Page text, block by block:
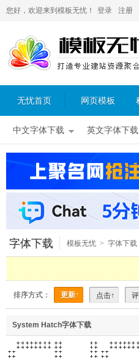
您好，欢迎来到模板无忧！ 登录 注册
无忧首页 网页模板
中文字体下载 英文字体下载
字体下载 模板无忧 > 字体下载
排序方式： 更新↑ 点击↑
System Hatch字体下载